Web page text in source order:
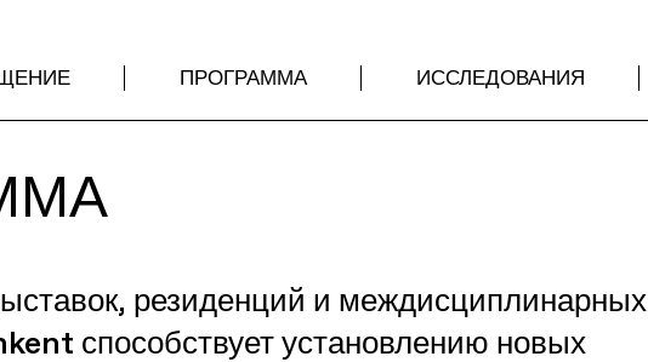
ПРОГРАММА ИССЛЕДОВАНИЯ
резиденций и междисциплинарных
способствует установлению новых